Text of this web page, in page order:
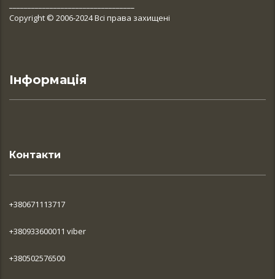
Copyright © 2006-2024 Всі права захищені
Інформація
Контакти
+380671113717
+380933600011 viber
+380502576500